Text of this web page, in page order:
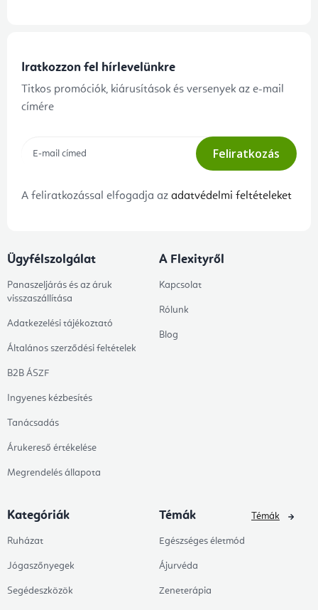
Iratkozzon fel hírlevelünkre
Titkos promóciók, kiárusítások és versenyek az e-mail
címére
Feliratkozás
A feliratkozással elfogadja az adatvédelmi feltételeket
Ügyfélszolgálat
Panaszeljárás és az áruk
visszaszállítása
Adatkezelési tájékoztató
Általános szerződési feltételek
B2B ÁSZF
Ingyenes kézbesítés
Tanácsadás
Árukereső értékelése
Megrendelés állapota
A Flexityről
Kapcsolat
Rólunk
Blog
Kategóriák
Ruházat
Jógaszőnyegek
Segédeszközök
Témák
Egészséges életmód
Ájurvéda
Zeneterápia
Témák